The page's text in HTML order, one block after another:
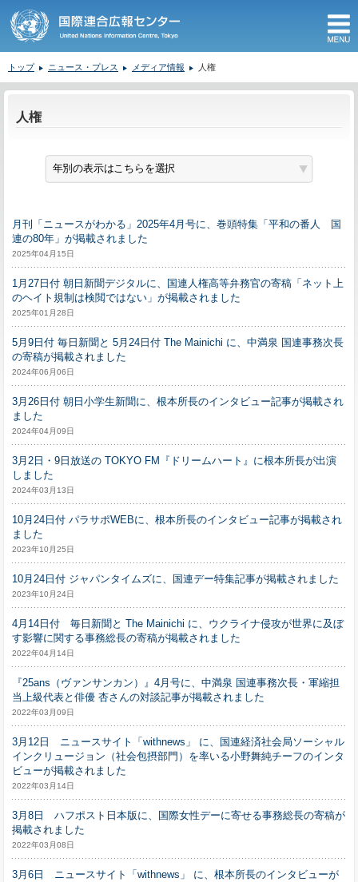
トップ ニュース・プレス メディア情報 人権
人権
月刊「ニュースがわかる」2025年4月号に、巻頭特集「平和の番人 国
連の80年」が掲載されました
2025年04月15日
1月27日付 朝日新聞デジタルに、国連人権高等弁務官の寄稿「ネット上
のヘイト規制は検閲ではない」が掲載されました
2025年01月28日
5月9日付 毎日新聞と 5月24日付 The Mainichi に、中満泉 国連事務次長
の寄稿が掲載されました
2024年06月06日
3月26日付 朝日小学生新聞に、根本所長のインタビュー記事が掲載され
ました
2024年04月09日
3月2日・9日放送の TOKYO FM『ドリームハート』に根本所長が出演
しました
2024年03月13日
10月24日付 パラサポWEBに、根本所長のインタビュー記事が掲載され
ました
2023年10月25日
10月24日付 ジャパンタイムズに、国連デー特集記事が掲載されました
2023年10月24日
4月14日付 毎日新聞と The Mainichi に、ウクライナ侵攻が世界に及ぼ
す影響に関する事務総長の寄稿が掲載されました
2022年04月14日
『25ans（ヴァンサンカン）』4月号に、中満泉 国連事務次長・軍縮担
当上級代表と俳優 杏さんの対談記事が掲載されました
2022年03月09日
3月12日 ニュースサイト「withnews」 に、国連経済社会局ソーシャル
インクリュージョン（社会包摂部門）を率いる小野舞純チーフのインタ
ビューが掲載されました
2022年03月14日
3月8日 ハフポスト日本版に、国際女性デーに寄せる事務総長の寄稿が
掲載されました
2022年03月08日
3月6日 ニュースサイト「withnews」 に、根本所長のインタビューが